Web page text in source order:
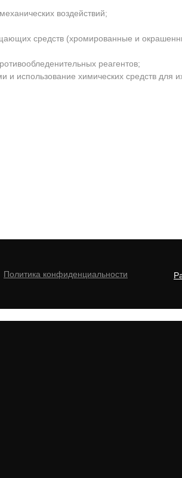
воздействий;
средств (хромированные и
реагентов;
и использование химических средств для
Политика конфиденциальности